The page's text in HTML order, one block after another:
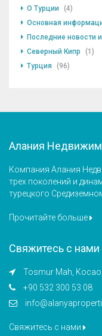
О Турции
(4)
Основная
Последние новости
Северный Кипр
(1)
Турция
(96)
Алания
Компания Алания
трех поколений и
турецкого
Прочитайте больше
Свяжитесь с нами
Tosmur Mah,
+90 532 300 53 08
Свяжитесь с нами